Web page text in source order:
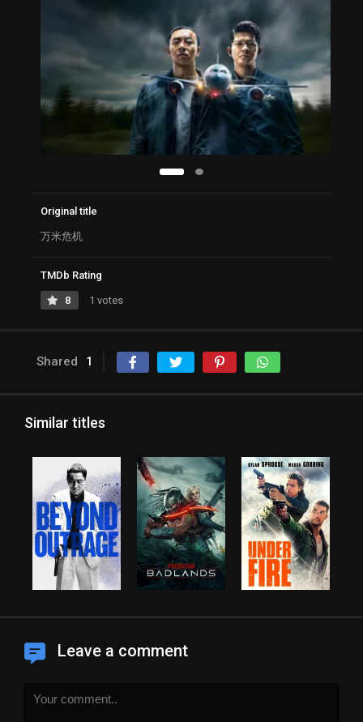
Original title
万米危机
TMDb Rating
8 1 votes
Shared 1
Similar titles
Leave a comment